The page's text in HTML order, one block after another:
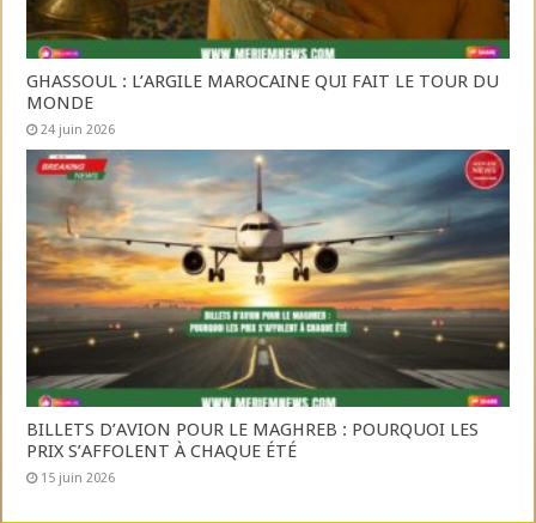
GHASSOUL : L’ARGILE MAROCAINE QUI FAIT LE TOUR DU
MONDE
24 juin 2026
BILLETS D’AVION POUR LE MAGHREB : POURQUOI LES
PRIX S’AFFOLENT À CHAQUE ÉTÉ
15 juin 2026